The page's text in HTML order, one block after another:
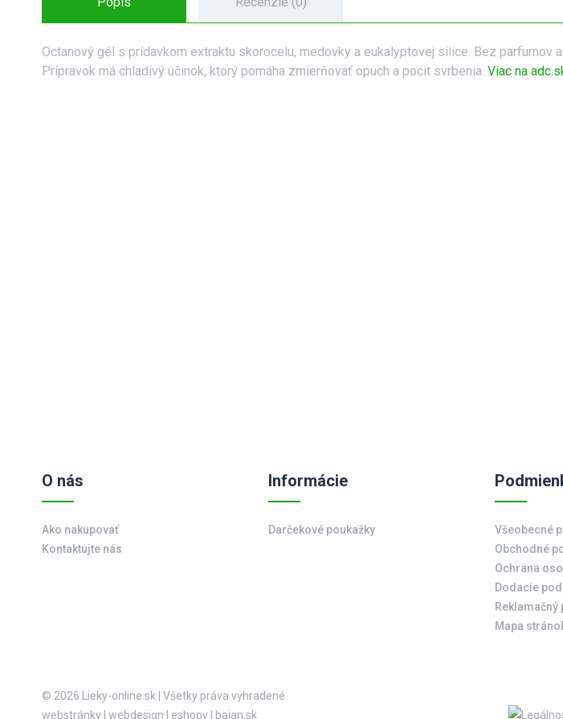
Octanový gél s prídavkom extraktu skorocelu, medovky a eukalyptovej silice. Bez parfumov
Prípravok má chladivý účinok, ktorý pomáha zmierňovať opuch a pocit svrbenia. Viac na
O nás
Ako nakupovať
Kontaktujte nás
Informácie
Darčekové poukažky
Všeobecné
Obchodné
Ochrana
Dodacie
Mapa
© 2026 Lieky-online.sk
Všetky práva vyhradené
webstránky webdesign eshopy bajan.sk